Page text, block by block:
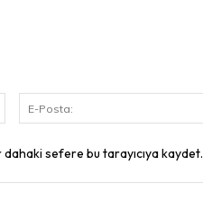
sefere bu tarayıcıya kaydet.